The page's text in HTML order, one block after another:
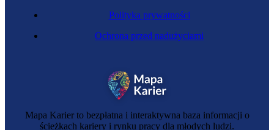
Mapa Karier to bezpłatna i interaktywna baza informacji o
ścieżkach kariery i rynku pracy dla młodych ludzi.
Polityka prywatności
Ochrona przed nadużyciami